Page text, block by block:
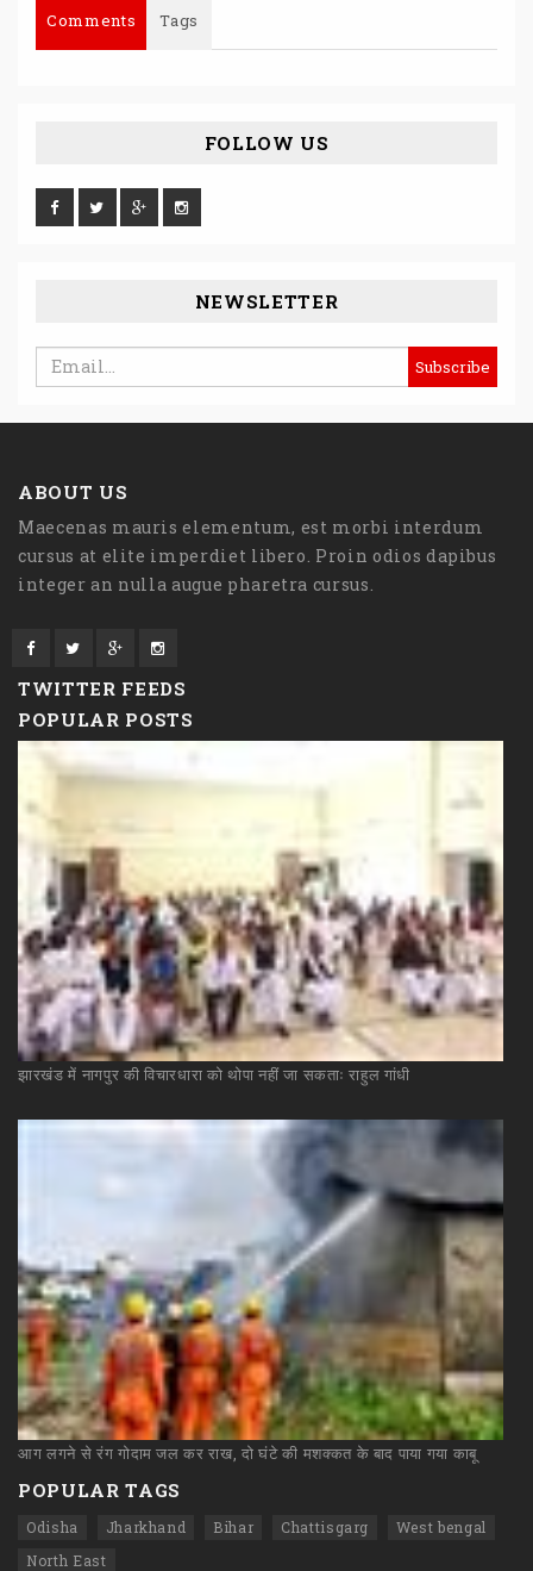
Comments Tags
FOLLOW US
NEWSLETTER
ABOUT US
Maecenas mauris elementum, est morbi interdum
cursus at elite imperdiet libero. Proin odios dapibus
integer an nulla augue pharetra cursus.
TWITTER FEEDS
POPULAR POSTS
झारखंड में नागपुर की विचारधारा को थोपा नहीं जा सकताः राहुल गांधी
आग लगने से रंग गोदाम जल कर राख, दो घंटे की मशक्कत के बाद पाया गया काबू
POPULAR TAGS
Odisha Jharkhand Bihar Chattisgarg
West bengal
North East